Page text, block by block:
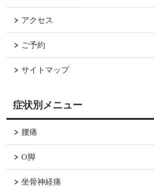
アクセス
ご予約
サイトマップ
症状別メニュー
腰痛
O脚
坐骨神経痛